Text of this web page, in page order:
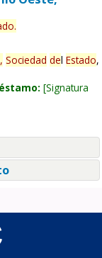
.
Sociedad del Estado,
Signatura